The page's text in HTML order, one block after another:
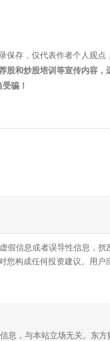
保存，仅代表作者个人观
股和炒股培训等宣传内容
骗！
假信息或者误导性信息，
您构成任何投资建议。用
息，与本站立场无关。东